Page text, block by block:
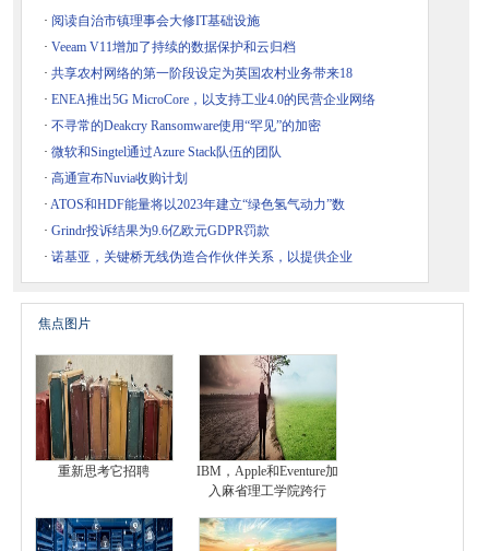
· 阅读自治市镇理事会大修IT基础设施
· Veeam V11增加了持续的数据保护和云归档
· 共享农村网络的第一阶段设定为英国农村业务带来18
· ENEA推出5G MicroCore，以支持工业4.0的民营企业网络
· 不寻常的Deakcry Ransomware使用“罕见”的加密
· 微软和Singtel通过Azure Stack队伍的团队
· 高通宣布Nuvia收购计划
· ATOS和HDF能量将以2023年建立“绿色氢气动力”数
· Grindr投诉结果为9.6亿欧元GDPR罚款
· 诺基亚，关键桥无线伪造合作伙伴关系，以提供企业
焦点图片
重新思考它招聘
IBM，Apple和Eventure加
入麻省理工学院跨行